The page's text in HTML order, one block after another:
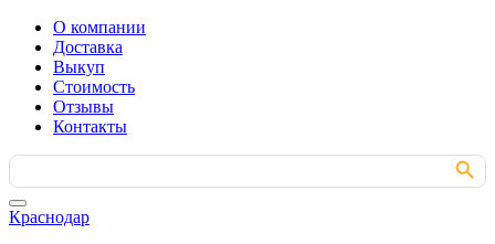
О компании
Доставка
Выкуп
Стоимость
Отзывы
Контакты
Search
for:
Search Button
Краснодар